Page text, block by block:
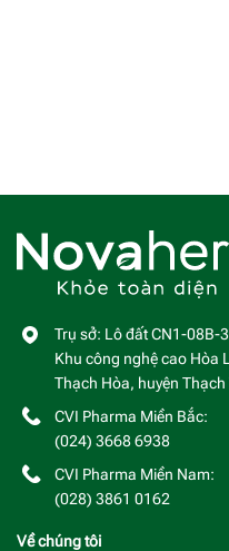
Trụ sở: Lô đất CN1-08B-
Khu công nghệ cao Hòa
Thạch Hòa, huyện Thạch
CVI Pharma Miền Bắc:
(024) 3668 6938
CVI Pharma Miền Nam:
(028) 3861 0162
Về chúng tôi